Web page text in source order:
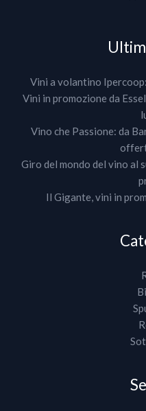
Vini a volantino
Vini in promozione da
Vino che Passione: da
Giro del mondo del vino al
Il Gigante, vini in